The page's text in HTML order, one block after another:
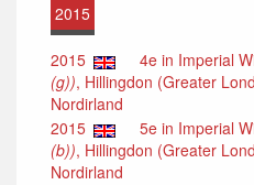
2015
2015 4e in Imperial
(g)), Hillingdon (Greater
Nordirland
2015
5e in Imperial
(b)), Hillingdon (Greater
Nordirland